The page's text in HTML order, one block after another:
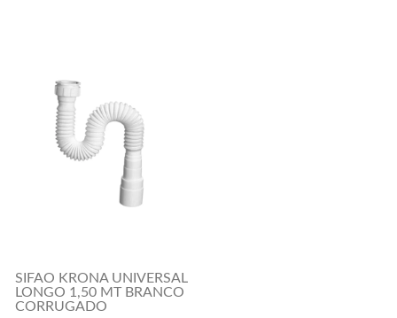
SIFAO KRONA UNIVERSAL
LONGO 1,50 MT BRANCO
CORRUGADO